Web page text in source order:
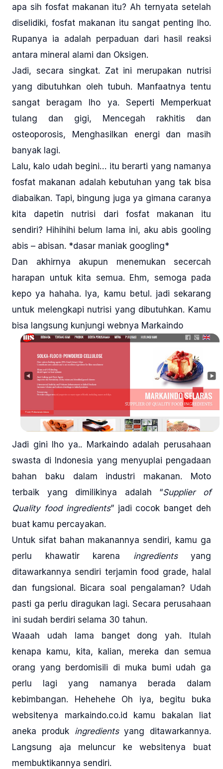
apa sih fosfat makanan itu? Ah ternyata setelah
diselidiki, fosfat makanan itu sangat penting lho.
Rupanya ia adalah perpaduan dari hasil reaksi
antara mineral alami dan Oksigen.
Jadi, secara singkat. Zat ini merupakan nutrisi
yang dibutuhkan oleh tubuh. Manfaatnya tentu
sangat beragam lho ya. Seperti Memperkuat
tulang dan gigi, Mencegah rakhitis dan
osteoporosis, Menghasilkan energi dan masih
banyak lagi.
Lalu, kalo udah begini… itu berarti yang namanya
fosfat makanan adalah kebutuhan yang tak bisa
diabaikan. Tapi, bingung juga ya gimana caranya
kita dapetin nutrisi dari fosfat makanan itu
sendiri? Hihihihi belum lama ini, aku abis gooling
abis – abisan. *dasar maniak googling*
Dan akhirnya akupun menemukan secercah
harapan untuk kita semua. Ehm, semoga pada
kepo ya hahaha. Iya, kamu betul. jadi sekarang
untuk melengkapi nutrisi yang dibutuhkan. Kamu
bisa langsung kunjungi webnya Markaindo
Jadi gini lho ya.. Markaindo adalah perusahaan
swasta di Indonesia yang menyuplai pengadaan
bahan baku dalam industri makanan. Moto
terbaik yang dimilikinya adalah “Supplier of
Quality food ingredients” jadi cocok banget deh
buat kamu percayakan.
Untuk sifat bahan makanannya sendiri, kamu ga
perlu khawatir karena ingredientsyang
ditawarkannya sendiri terjamin food grade, halal
dan fungsional. Bicara soal pengalaman? Udah
pasti ga perlu diragukan lagi. Secara perusahaan
ini sudah berdiri selama 30 tahun.
Waaah udah lama banget dong yah. Itulah
kenapa kamu, kita, kalian, mereka dan semua
orang yang berdomisili di muka bumi udah ga
perlu lagi yang namanya berada dalam
kebimbangan. Hehehehe Oh iya, begitu buka
websitenya markaindo.co.id kamu bakalan liat
aneka produk ingredientsyang ditawarkannya.
Langsung aja meluncur ke websitenya buat
membuktikannya sendiri.